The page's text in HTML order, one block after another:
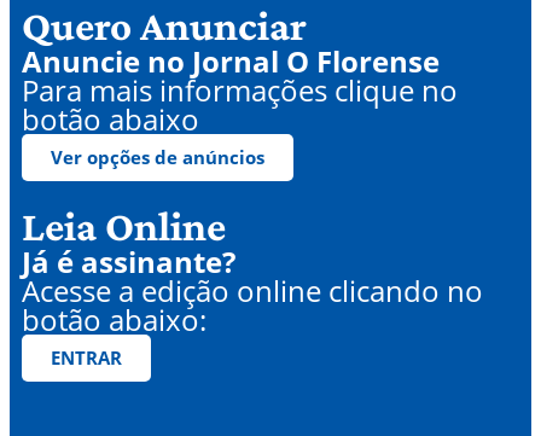
Quero Anunciar
Anuncie no Jornal O Florense
Para mais informações clique no
botão abaixo
Ver opções de anúncios
Leia Online
Já é assinante?
Acesse a edição online clicando no
botão abaixo:
ENTRAR